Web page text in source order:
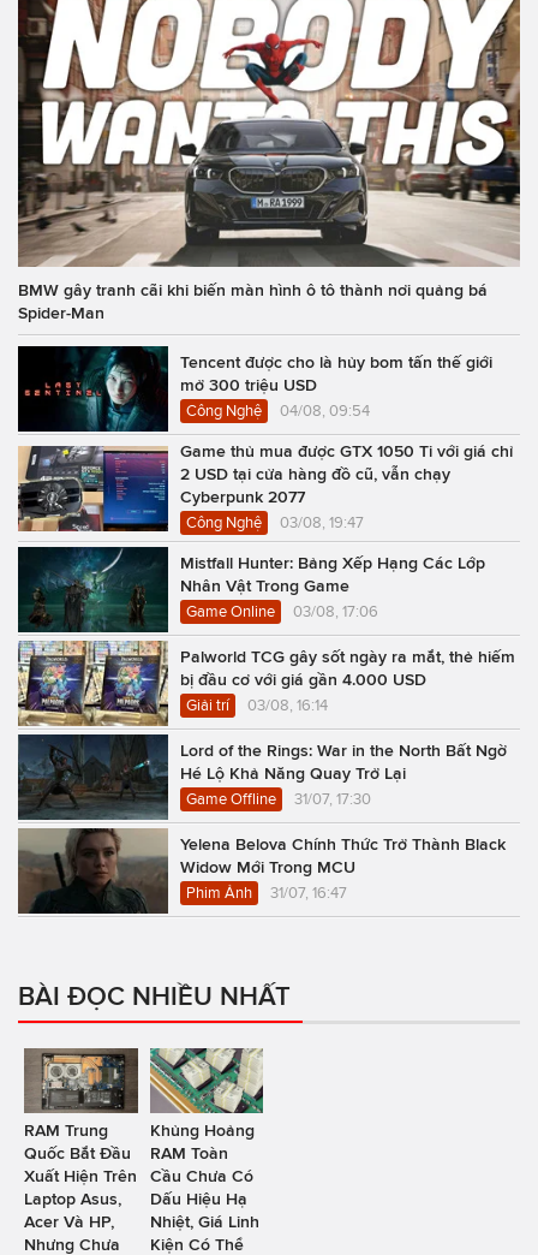
BMW gây tranh cãi khi biến màn hình ô tô thành nơi quảng bá
Spider-Man
Tencent được cho là hủy bom tấn thế giới
mở 300 triệu USD
Công Nghệ 04/08, 09:54
Game thủ mua được GTX 1050 Ti với giá chỉ
2 USD tại cửa hàng đồ cũ, vẫn chạy
Cyberpunk 2077
Công Nghệ 03/08, 19:47
Mistfall Hunter: Bảng Xếp Hạng Các Lớp
Nhân Vật Trong Game
Game Online 03/08, 17:06
Palworld TCG gây sốt ngày ra mắt, thẻ hiếm
bị đầu cơ với giá gần 4.000 USD
Giải trí 03/08, 16:14
Lord of the Rings: War in the North Bất Ngờ
Hé Lộ Khả Năng Quay Trở Lại
Game Offline 31/07, 17:30
Yelena Belova Chính Thức Trở Thành Black
Widow Mới Trong MCU
Phim Ảnh 31/07, 16:47
BÀI ĐỌC NHIỀU NHẤT
RAM Trung
Quốc Bắt Đầu
Xuất Hiện Trên
Laptop Asus,
Acer Và HP,
Nhưng Chưa
Khủng Hoảng
RAM Toàn
Cầu Chưa Có
Dấu Hiệu Hạ
Nhiệt, Giá Linh
Kiện Có Thể